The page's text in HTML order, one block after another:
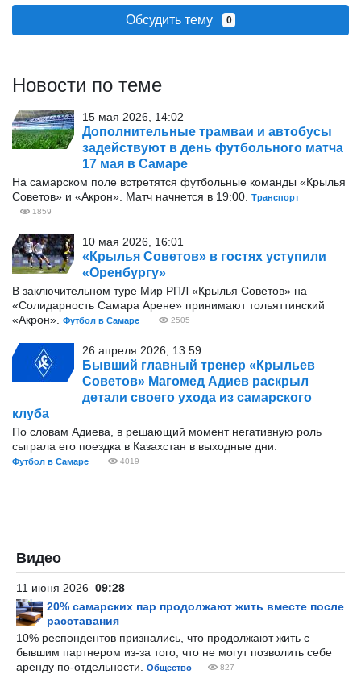
Обсудить тему 0
Новости по теме
15 мая 2026, 14:02
Дополнительные трамваи и автобусы
задействуют в день футбольного матча
17 мая в Самаре
На самарском поле встретятся футбольные команды «Крылья
Советов» и «Акрон». Матч начнется в 19:00.
Транспорт
1859
10 мая 2026, 16:01
«Крылья Советов» в гостях уступили
«Оренбургу»
В заключительном туре Мир РПЛ «Крылья Советов» на
«Солидарность Самара Арене» принимают тольяттинский
«Акрон».
Футбол в Самаре 2505
26 апреля 2026, 13:59
Бывший главный тренер «Крыльев
Советов» Магомед Адиев раскрыл
детали своего ухода из самарского
клуба
По словам Адиева, в решающий момент негативную роль
сыграла его поездка в Казахстан в выходные дни.
Футбол в Самаре 4019
Видео
11 июня 2026 09:28
20% самарских пар продолжают жить вместе после
расставания
10% респондентов признались, что продолжают жить с
бывшим партнером из-за того, что не могут позволить себе
аренду по-отдельности.
Общество 827